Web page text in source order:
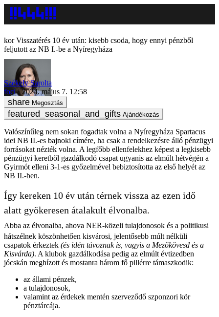
Visszatérés 10 év után: kisebb csoda, hogy ennyi pénzből
feljutott az NB I.-be a Nyíregyháza
Székely Sarolta
foci
2024. május 7. 12:58
Megosztás
Ajándékozás
Valószínűleg nem sokan fogadtak volna a Nyíregyháza Spartacus
idei NB II.-es bajnoki címére, ha csak a rendelkezésre álló pénzügyi
forrásokat nézték volna. A legfőbb ellenfelekhez képest a legkisebb
pénzügyi keretből gazdálkodó csapat ugyanis az elmúlt hétvégén a
Gyirmót elleni 3-1-es győzelmével bebiztosította az első helyét az
NB II.-ben.
Így kereken 10 év után térnek vissza az ezen idő
alatt gyökeresen átalakult élvonalba.
Abba az élvonalba, ahova NER-közeli tulajdonosok és a politikusi
hátszélnek köszönhetően kisvárosi, jelentősebb múlt nélküli
csapatok érkeztek (és idén távoznak is, vagyis a Mezőkövesd és a
Kisvárda). A klubok gazdálkodása pedig az elmúlt évtizedben
jócskán meghízott és mostanra három fő pillérre támaszkodik:
az állami pénzek,
a tulajdonosok,
valamint az érdekek mentén szerveződő szponzori kör
pénztárcája.